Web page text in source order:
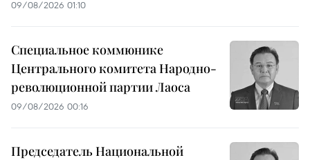
09/08/2026 01:10
Специальное коммюнике
Центрального комитета Народно-
революционной партии Лаоса
09/08/2026 00:16
Председатель Национальной